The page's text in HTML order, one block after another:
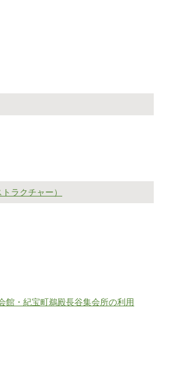
ラクチャー）
館・紀宝町鵜殿長谷集会所の利用